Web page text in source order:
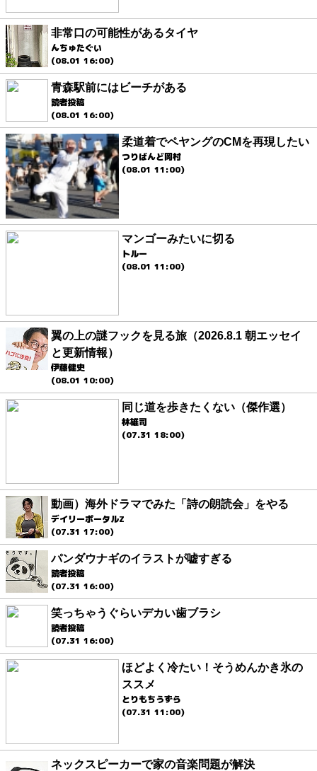
非常口の可能性があるタイヤ
んちゅたぐい
(08.01 16:00)
青森駅前にはビーチがある
読者投稿
(08.01 16:00)
柔道着でペヤングのCMを再現したい
つりばんど岡村
(08.01 11:00)
マンゴーみたいに切る
トルー
(08.01 11:00)
翼の上の謎フックを見る旅（2026.8.1 朝エッセイ
と更新情報）
伊藤健史
(08.01 10:00)
同じ道を歩きたくない（傑作選）
林雄司
(07.31 18:00)
動画）海外ドラマでみた「詩の朗読会」をやる
デイリーポータルZ
(07.31 17:00)
パンダウナギのイラストが嘘すぎる
読者投稿
(07.31 16:00)
笑っちゃうぐらいデカい歯ブラシ
読者投稿
(07.31 16:00)
ほどよく冷たい！そうめんかき氷の
ススメ
とりもちうずら
(07.31 11:00)
ネックスピーカーで家の音楽問題が解決